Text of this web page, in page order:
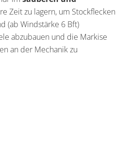
Zeit zu lagern, um Stockflecken
(ab Windstärke 6 Bft)
abzubauen und die Markise
an der Mechanik zu